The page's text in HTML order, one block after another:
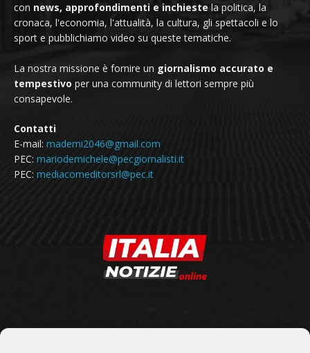
con news, approfondimenti e inchieste la politica, la
cronaca, l'economia, l'attualità, la cultura, gli spettacoli e lo
sport e pubblichiamo video su queste tematiche.
La nostra missione è fornire un giornalismo accurato e
tempestivo per una community di lettori sempre più
consapevole.
Contatti
E-mail: mademi2046@gmail.com
PEC: mariodemichele@pecgiornalisti.it
PEC: mediacomeditorsrl@pec.it